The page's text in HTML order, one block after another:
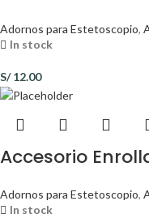
Adornos para Estetoscopio,
In stock
S/12.00
Accesorio
Adornos para Estetoscopio,
In stock